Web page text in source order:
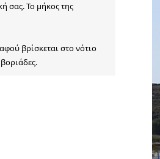
σας. Το μήκος της
βρίσκεται στο νότιο